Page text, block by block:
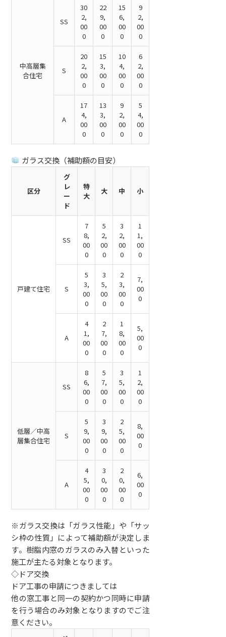
中高層集
合住宅
SS
30
2,
00
0
22
9,
00
0
15
6,
00
0
9
2,
00
0
S
20
2,
00
0
15
3,
00
0
10
4,
00
0
6
2,
00
0
A
17
4,
00
0
13
3,
00
0
9
2,
00
0
5
4,
00
0
ガラス交換（補助額の目安）
区分
グ
レ
ー
ド
特
大
大 中 小
戸建て住宅
SS
7
8,
00
0
5
2,
00
0
3
2,
00
0
1
1,
00
0
S
5
3,
00
0
3
5,
00
0
2
3,
00
0
7,
00
0
A
4
1,
00
0
2
7,
00
0
1
8,
00
0
5,
00
0
低層／中高
層集合住宅
SS
8
6,
00
0
5
7,
00
0
3
5,
00
0
1
2,
00
0
S
5
9,
00
0
3
9,
00
0
2
5,
00
0
8,
00
0
A
4
5,
00
0
3
0,
00
0
2
0,
00
0
6,
00
0
※ガラス交換は「ガラス性能」や「サッ
シ枠の性質」によって補助額が決定しま
す。樹脂内窓のガラスのみ入替といった
施工が主たる対象となります。
◇ドア交換
ドア工事の申請につきましては
他の窓工事と同一の契約かつ同時に申請
を行う場合のみ対象となりますのでご注
意ください。